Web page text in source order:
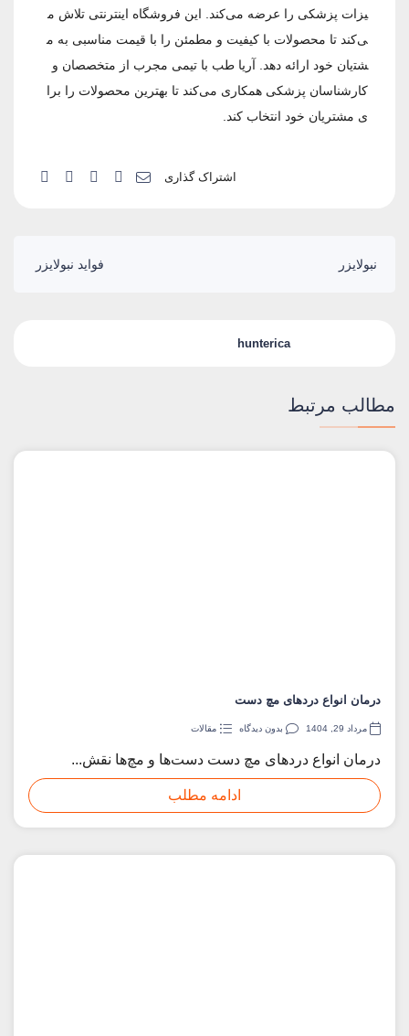
یزات پزشکی را عرضه می‌کند. این فروشگاه اینترنتی تلاش م
ی‌کند تا محصولات با کیفیت و مطمئن را با قیمت مناسبی به م
شتریان خود ارائه دهد. آریا طب با تیمی مجرب از متخصصان و
کارشناسان پزشکی همکاری می‌کند تا بهترین محصولات را برا
ی مشتریان خود انتخاب کند.
اشتراک گذاری
نبولایزر فواید نبولایزر
hunterica
مطالب مرتبط
درمان انواع دردهای مچ دست
مرداد 29, 1404 بدون دیدگاه مقالات
درمان انواع دردهای مچ دست دست‌ها و مچ‌ها نقش...
ادامه مطلب